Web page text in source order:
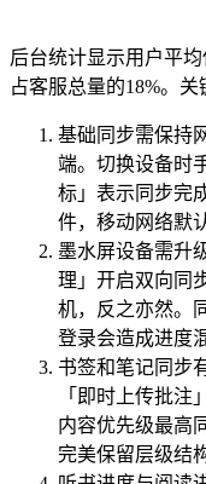
后台统计显示用户平
占客服总量的18%。关
基础同步需保持
端。切换设备时
标」表示同步完
件，移动网络默
墨水屏设备需升
理」开启双向同
机，反之亦然。
登录会造成进度
书签和笔记同步
「即时上传批注
内容优先级最高
完美保留层级结